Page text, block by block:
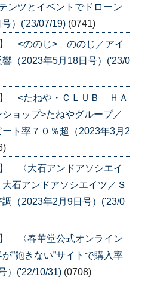
ツとイベントでドローン
）('23/07/19) (0741)
】 <ののじ> ののじ／アイ
（2023年5月18日号）('23/0
】 <たねや・ＣＬＵＢ ＨＡ
ョップ>たねやグループ／
ト率７０％超（2023年3月2
】 〈大石アンドアソシエイ
石アンドアソシエイツ／Ｓ
（2023年2月9日号）('23/0
】 〈春華堂公式オンライン
”飽きない”サイトで購入率
）('22/10/31) (0708)